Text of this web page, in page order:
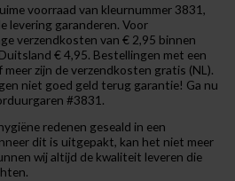
voorraad van kleurnummer 3831,
levering garanderen. Voor
verzendkosten van € 2,95 binnen
€ 4,95. Bestellingen met een
zijn de verzendkosten gratis (NL).
niet goed geld terug garantie! Ga nu
#3831.
redenen geseald in een
dit is uitgepakt, kan het niet meer
wij altijd de kwaliteit leveren die